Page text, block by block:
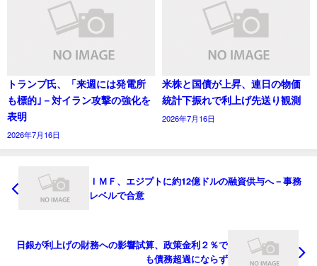
トランプ氏、「来週には発電所
も標的｣－対イラン攻撃の強化を
表明
2026年7月16日
米株と国債が上昇、連日の物価
統計下振れで利上げ先送り観測
2026年7月16日
ＩＭＦ、エジプトに約12億ドルの融資供与へ－事務
レベルで合意
日銀が利上げの財務への影響試算、政策金利２％で
も債務超過にならず